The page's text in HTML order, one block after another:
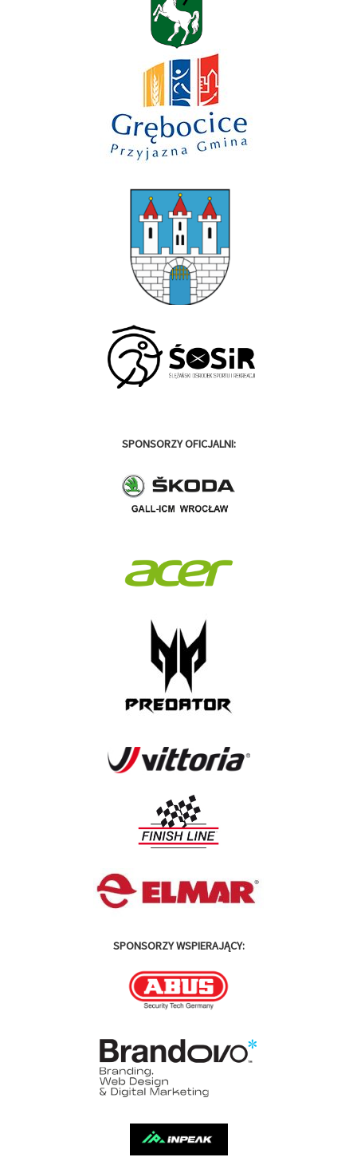
SPONSORZY OFICJALNI:
SPONSORZY WSPIERAJĄCY: